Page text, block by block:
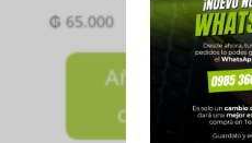
₲65.000
Añadir al
carrito